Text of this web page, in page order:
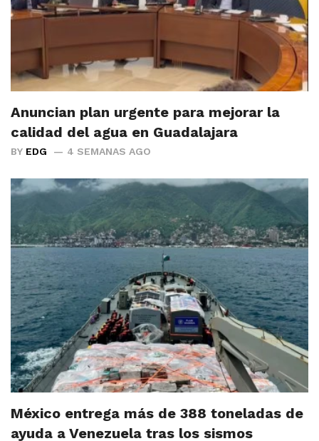
Anuncian plan urgente para mejorar la
calidad del agua en Guadalajara
BY EDG 4 SEMANAS AGO
México entrega más de 388 toneladas de
ayuda a Venezuela tras los sismos